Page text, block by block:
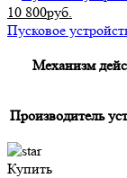
10 800руб.
Пусковое
Механизм
Производитель
Купить